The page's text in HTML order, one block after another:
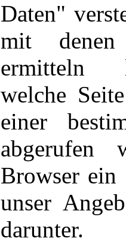
Daten"
mit
ermitteln
welche
einer
abgerufen
Browser
unser
darunter.